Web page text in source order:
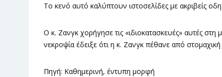
Το κενό αυτό καλύπτουν ιστοσελίδες με ακριβείς
Ο κ. Ζανγκ χορήγησε τις «ιδιοκατασκευές» αυτές
νεκροψία έδειξε ότι η κ. Ζανγκ πέθανε από στομαχική
Πηγή: Καθημερινή, έντυπη μορφή